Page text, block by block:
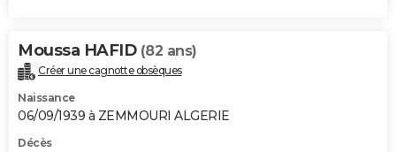
Moussa HAFID (82 ans)
Créer une cagnotte obsèques
Naissance
06/09/1939 à ZEMMOURI ALGERIE
Décès